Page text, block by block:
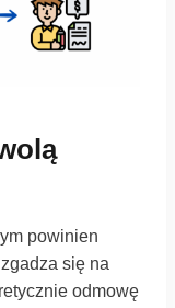
powinien
się na
odmowę